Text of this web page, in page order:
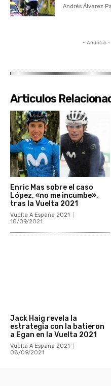
Andrés Álvarez
- Anuncio -
Articulos
Enric Mas sobre el caso
López, «no me incumbe»,
tras la Vuelta 2021
Vuelta A España 2021
10/09/2021
Jack Haig revela la
estrategia con la batieron
a Egan en la Vuelta 2021
Vuelta A España 2021
08/09/2021